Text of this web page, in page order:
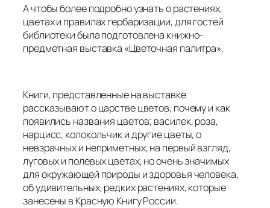
А чтобы более подробно узнать о растениях,
цветах и правилах гербаризации, для гостей
библиотеки была подготовлена книжно-
предметная выставка «Цветочная палитра».
Книги, представленные на выставке
рассказывают о царстве цветов, почему и как
появились названия цветов; василек, роза,
нарцисс, колокольчик и другие цветы, о
невзрачных и неприметных, на первый взгляд,
луговых и полевых цветах, но очень значимых
для окружающей природы и здоровья человека,
об удивительных, редких растениях, которые
занесены в Красную Книгу России.